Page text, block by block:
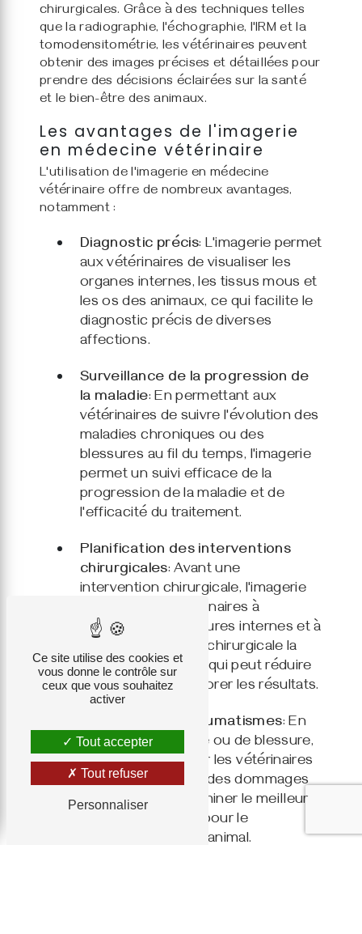
chirurgicales. Grâce à des techniques telles
que la radiographie, l'échographie, l'IRM et la
tomodensitométrie, les vétérinaires peuvent
obtenir des images précises et détaillées pour
prendre des décisions éclairées sur la santé
et le bien-être des animaux.
Les avantages de l'imagerie
en médecine vétérinaire
L'utilisation de l'imagerie en médecine
vétérinaire offre de nombreux avantages,
notamment :
Diagnostic précis: L'imagerie permet
aux vétérinaires de visualiser les
organes internes, les tissus mous et
les os des animaux, ce qui facilite le
diagnostic précis de diverses
affections.
Surveillance de la progression de
la maladie: En permettant aux
vétérinaires de suivre l'évolution des
maladies chroniques ou des
blessures au fil du temps, l'imagerie
permet un suivi efficace de la
progression de la maladie et de
l'efficacité du traitement.
Planification des interventions
chirurgicales: Avant une
intervention chirurgicale, l'imagerie
peut aider les vétérinaires à
visualiser les structures internes et à
planifier l'approche chirurgicale la
plus appropriée, ce qui peut réduire
les risques et améliorer les résultats.
Évaluation des traumatismes: En
cas de traumatisme ou de blessure,
l'imagerie peut aider les vétérinaires
à évaluer l'étendue des dommages
internes et à déterminer le meilleur
plan de traitement pour le
rétablissement de l'animal.
Ce site utilise des cookies et
vous donne le contrôle sur
ceux que vous souhaitez
activer
Tout accepter
Tout refuser
Personnaliser